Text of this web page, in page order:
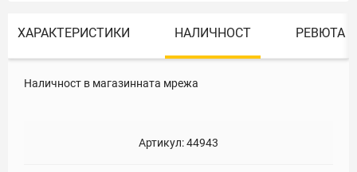
ХАРАКТЕРИСТИКИ НАЛИЧНОСТ РЕВЮТА
Наличност в магазинната мрежа
Артикул:44943